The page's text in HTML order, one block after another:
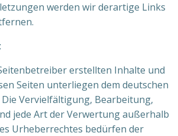
werden wir derartige Links
erstellten Inhalte und
Seiten unterliegen dem deutschen
Vervielfältigung, Bearbeitung,
jede Art der Verwertung außerhalb
Urheberrechtes bedürfen der